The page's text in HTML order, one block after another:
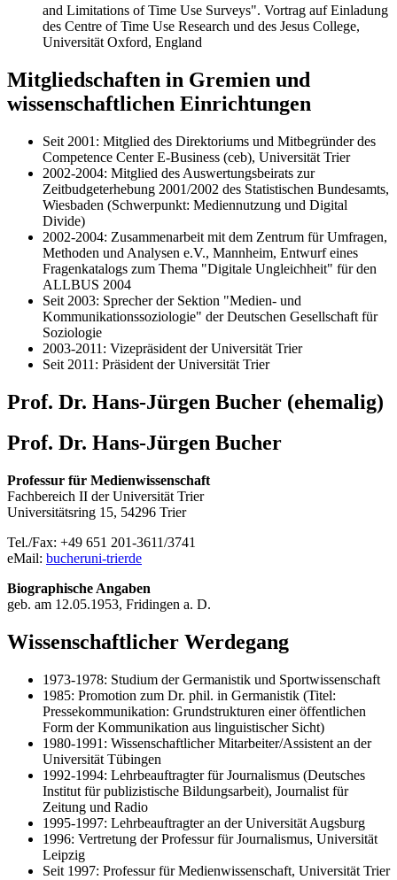
and Limitations of Time Use Surveys". Vortrag auf Einladung
des Centre of Time Use Research und des Jesus College,
Universität Oxford, England
Mitgliedschaften in Gremien und
wissenschaftlichen Einrichtungen
Seit 2001: Mitglied des Direktoriums und Mitbegründer des
Competence Center E-Business (ceb), Universität Trier
2002-2004: Mitglied des Auswertungsbeirats zur
Zeitbudgeterhebung 2001/2002 des Statistischen Bundesamts,
Wiesbaden (Schwerpunkt: Mediennutzung und Digital
Divide)
2002-2004: Zusammenarbeit mit dem Zentrum für Umfragen,
Methoden und Analysen e.V., Mannheim, Entwurf eines
Fragenkatalogs zum Thema "Digitale Ungleichheit" für den
ALLBUS 2004
Seit 2003: Sprecher der Sektion "Medien- und
Kommunikationssoziologie" der Deutschen Gesellschaft für
Soziologie
2003-2011: Vizepräsident der Universität Trier
Seit 2011: Präsident der Universität Trier
Prof. Dr. Hans-Jürgen Bucher (ehemalig)
Prof. Dr. Hans-Jürgen Bucher
Professur für Medienwissenschaft
Fachbereich II der Universität Trier
Universitätsring 15, 54296 Trier
Tel./Fax: +49 651 201-3611/3741
eMail: bucheruni-trierde
Biographische Angaben
geb. am 12.05.1953, Fridingen a. D.
Wissenschaftlicher Werdegang
1973-1978: Studium der Germanistik und Sportwissenschaft
1985: Promotion zum Dr. phil. in Germanistik (Titel:
Pressekommunikation: Grundstrukturen einer öffentlichen
Form der Kommunikation aus linguistischer Sicht)
1980-1991: Wissenschaftlicher Mitarbeiter/Assistent an der
Universität Tübingen
1992-1994: Lehrbeauftragter für Journalismus (Deutsches
Institut für publizistische Bildungsarbeit), Journalist für
Zeitung und Radio
1995-1997: Lehrbeauftragter an der Universität Augsburg
1996: Vertretung der Professur für Journalismus, Universität
Leipzig
Seit 1997: Professur für Medienwissenschaft, Universität Trier